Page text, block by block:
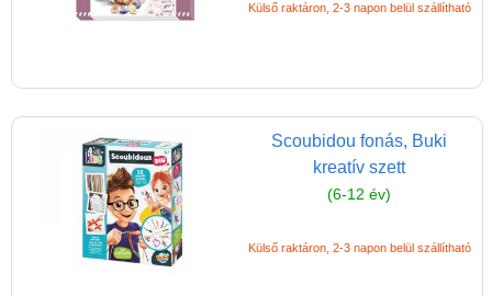
Külső raktáron, 2-3 napon belül szállítható
Scoubidou fonás, Buki
kreatív szett
(6-12 év)
Külső raktáron, 2-3 napon belül szállítható
Gyémántszemes
technika - Diamond